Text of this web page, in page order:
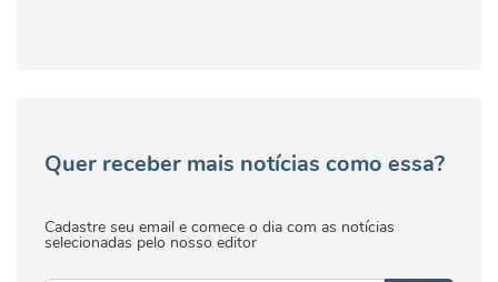
Quer receber mais notícias como essa?
Cadastre seu email e comece o dia com as notícias
selecionadas pelo nosso editor